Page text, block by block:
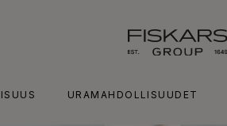
URAMAHDOLLISUUDET